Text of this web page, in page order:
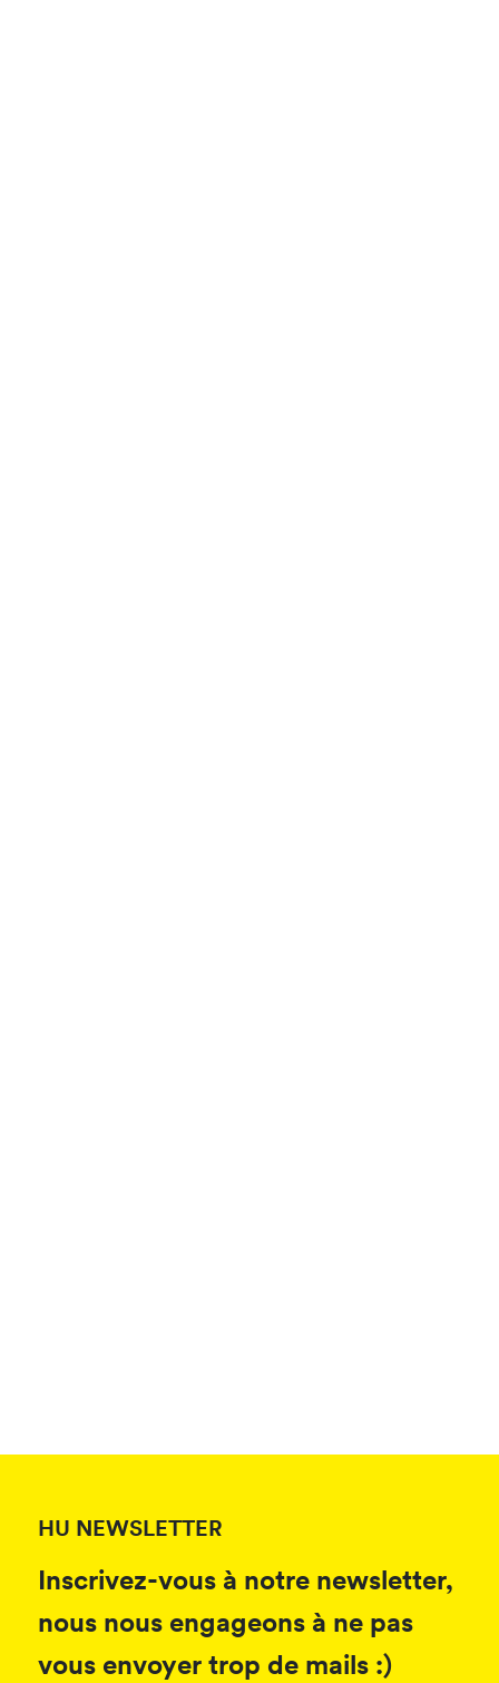
HU NEWSLETTER
Inscrivez-vous à notre newsletter,
nous nous engageons à ne pas
vous envoyer trop de mails :)